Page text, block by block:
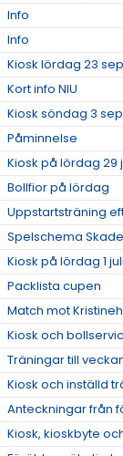
Info
Info
Kiosk lördag 23
Kort info NIU
Kiosk söndag 3
Påminnelse
Kiosk på lördag 29
Bollfior på lördag
Uppstartsträning
Spelschema
Kiosk på lördag 1 juli
Packlista cupen
Match mot
Kiosk och
Träningar till
Kiosk och inställd
Anteckningar från
Kiosk, kioskbyte